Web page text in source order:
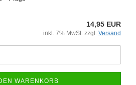
14,95 EUR
inkl. 7% MwSt. zzgl. Versand
WARENKORB